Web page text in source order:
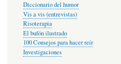
Diccionario del humor
Vis a vis (entrevistas)
Risoterapia
El bufón ilustrado
100 Consejos para hacer reír
Investigaciones